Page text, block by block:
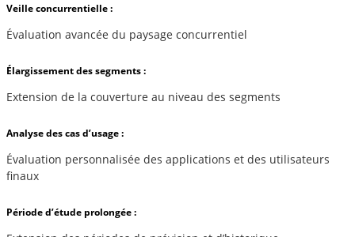
Veille concurrentielle :
Évaluation avancée du paysage concurrentiel
Élargissement des segments :
Extension de la couverture au niveau des segments
Analyse des cas d’usage :
Évaluation personnalisée des applications et des utilisateurs
finaux
Période d’étude prolongée :